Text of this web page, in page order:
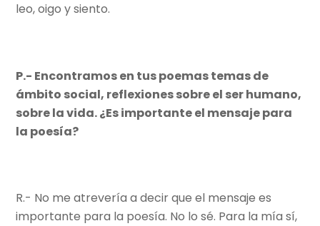
leo, oigo y siento.
P.- Encontramos en tus poemas temas de
ámbito social, reflexiones sobre el ser humano,
sobre la vida. ¿Es importante el mensaje para
la poesía?
R.- No me atrevería a decir que el mensaje es
importante para la poesía. No lo sé. Para la mía sí,